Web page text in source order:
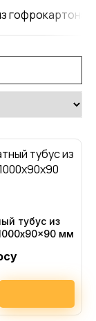
гофрокартона
тубус из
мм